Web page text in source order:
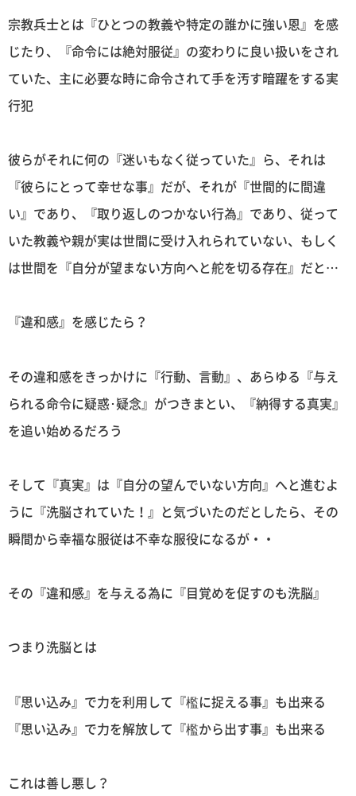
宗教兵士とは『ひとつの教義や特定の誰かに強い恩』を感
じたり、『命令には絶対服従』の変わりに良い扱いをされ
ていた、主に必要な時に命令されて手を汚す暗躍をする実
行犯
彼らがそれに何の『迷いもなく従っていた』ら、それは
『彼らにとって幸せな事』だが、それが『世間的に間違
い』であり、『取り返しのつかない行為』であり、従って
いた教義や親が実は世間に受け入れられていない、もしく
は世間を『自分が望まない方向へと舵を切る存在』だと…
『違和感』を感じたら？
その違和感をきっかけに『行動、言動』、あらゆる『与え
られる命令に疑惑･疑念』がつきまとい、『納得する真実』
を追い始めるだろう
そして『真実』は『自分の望んでいない方向』へと進むよ
うに『洗脳されていた！』と気づいたのだとしたら、その
瞬間から幸福な服従は不幸な服役になるが・・
その『違和感』を与える為に『目覚めを促すのも洗脳』
つまり洗脳とは
『思い込み』で力を利用して『檻に捉える事』も出来る
『思い込み』で力を解放して『檻から出す事』も出来る
これは善し悪し？